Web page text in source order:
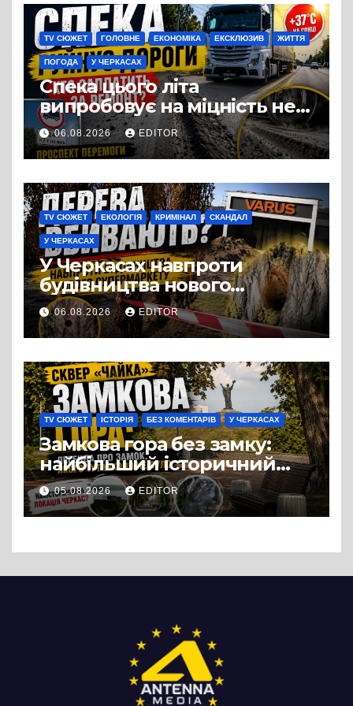
виробництвом м’яса птиці
TV СЮЖЕТ ГОЛОВНЕ ЕКОНОМІКА ЕКСКЛЮЗИВ ЖИТТЯ
ПОГОДА У ЧЕРКАСАХ
Спека цього літа
випробовує на міцність не
лише людей, а й дороги
Черкас
06.08.2026 EDITOR
TV СЮЖЕТ ЕКОЛОГІЯ КРИМІНАЛ СКАНДАЛ
У ЧЕРКАСАХ
У Черкасах навпроти
будівництва нового
супермаркету VARUS на
проспекті Перемоги всохли
дерева. І це навряд чи
можна назвати
випадковістю
06.08.2026 EDITOR
TV СЮЖЕТ ІСТОРІЯ БЕЗ КОМЕНТАРІВ У ЧЕРКАСАХ
Замкова гора без замку:
найбільший історичний
міф Черкас
05.08.2026 EDITOR